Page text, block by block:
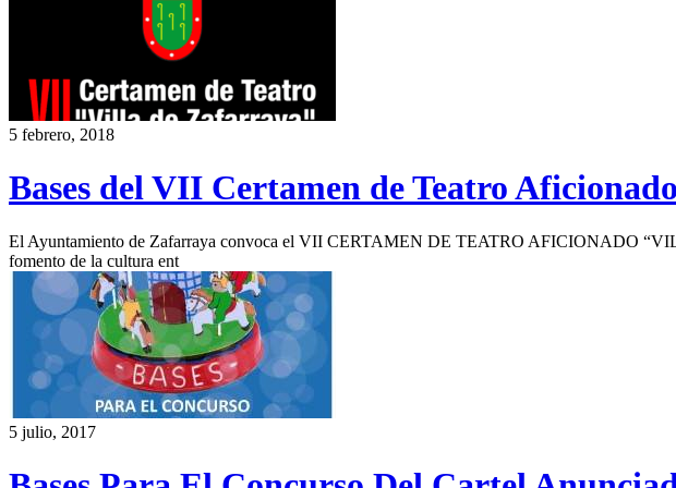
5 febrero, 2018
Bases del VII Certamen de Teatro
El Ayuntamiento de Zafarraya convoca el VII CERTAMEN DE TEATRO AFICIONADO
fomento de la cultura ent
5 julio, 2017